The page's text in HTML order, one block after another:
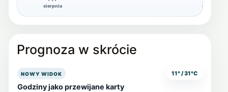
sierpnia
sierpnia
Prognoza w skrócie
NOWY WIDOK
Godziny jako przewijane karty
11° / 31°C